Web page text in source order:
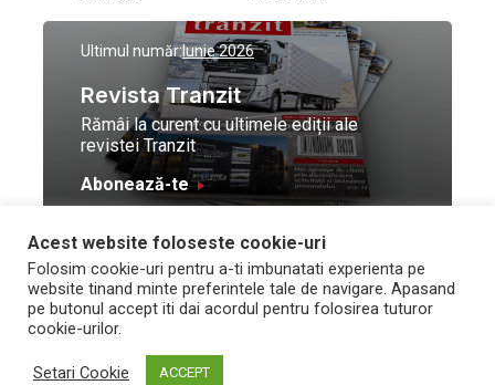
Ultimul număr:Iunie 2026
Revista Tranzit
Rămâi la curent cu ultimele ediții ale
revistei Tranzit
Abonează-te
© Toate drepturile
rezervate Trafic Media
2026
Design by
and development byNeo
Vision Technologies
Acest website foloseste cookie-uri
Folosim cookie-uri pentru a-ti imbunatati experienta pe
website tinand minte preferintele tale de navigare. Apasand
pe butonul accept iti dai acordul pentru folosirea tuturor
cookie-urilor.
Setari Cookie ACCEPT